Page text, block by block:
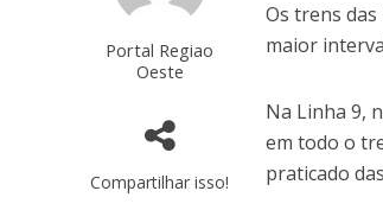
Portal Regiao
Oeste
Compartilhar isso!
Os trens
maior
Na Linha 9,
em todo o
praticado